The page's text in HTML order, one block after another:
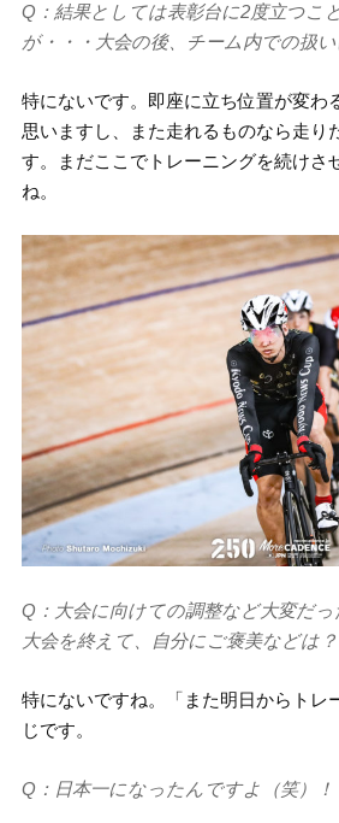
Q：結果としては表彰台に2度立つこ
が・・・大会の後、チーム内での扱
特にないです。即座に立ち位置が変わ
思いますし、また走れるものなら走り
す。まだここでトレーニングを続けさ
ね。
Q：大会に向けての調整など大変だっ
大会を終えて、自分にご褒美などは？
特にないですね。「また明日からトレ
じです。
Q：日本一になったんですよ（笑）！